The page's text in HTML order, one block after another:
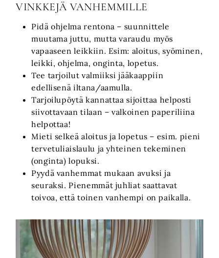
VINKKEJÄ VANHEMMILLE
Pidä ohjelma rentona – suunnittele
muutama juttu, mutta varaudu myös
vapaaseen leikkiin. Esim: aloitus, syöminen,
leikki, ohjelma, onginta, lopetus.
Tee tarjoilut valmiiksi jääkaappiin
edellisenä iltana/aamulla.
Tarjoilupöytä kannattaa sijoittaa helposti
siivottavaan tilaan – valkoinen paperiliina
helpottaa!
Mieti selkeä aloitus ja lopetus – esim. pieni
tervetuliaislaulu ja yhteinen tekeminen
(onginta) lopuksi.
Pyydä vanhemmat mukaan avuksi ja
seuraksi. Pienemmät juhliat saattavat
toivoa, että toinen vanhempi on paikalla.